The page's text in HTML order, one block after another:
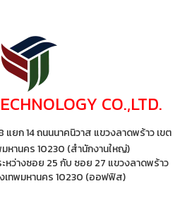
CO.,LTD.
ยก 14 ถนนนาคนิวาส แขวงลาดพร้าว เขต
หานคร 10230 (สำนักงานใหญ่)
หว่างซอย 25 กับ ซอย 27 แขวงลาดพร้าว
เทพมหานคร 10230 (ออฟฟิส)